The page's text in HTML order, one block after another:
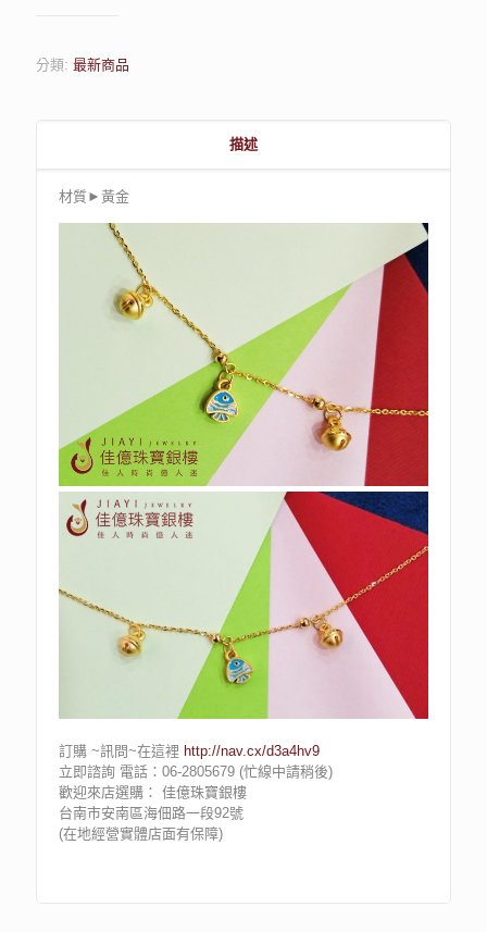
分類: 最新商品
描述
材質►黃金
訂購 ~訊問~在這裡 http://nav.cx/d3a4hv9
立即諮詢 電話：06-2805679 (忙線中請稍後)
歡迎來店選購： 佳億珠寶銀樓
台南市安南區海佃路一段92號
(在地經營實體店面有保障)